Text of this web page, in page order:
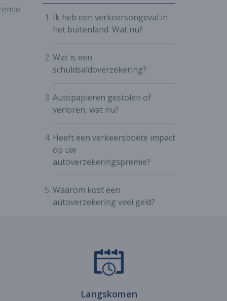
Ik heb een verkeersongeval in
het buitenland. Wat nu?
Wat is een
schuldsaldoverzekering?
Autopapieren gestolen of
verloren, wat nu?
Heeft een verkeersboete impact
op uw
autoverzekeringspremie?
Waarom kost een
autoverzekering veel geld?
Langskomen